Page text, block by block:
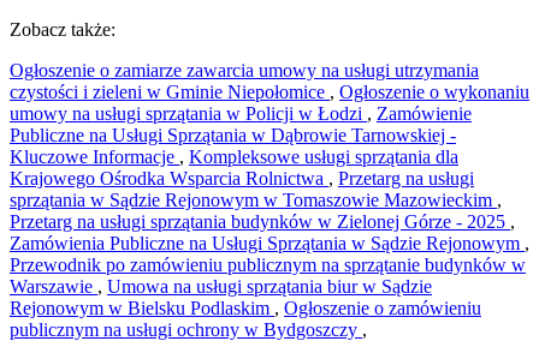
Zobacz także:
Ogłoszenie o zamiarze zawarcia umowy na usługi utrzymania
czystości i zieleni w Gminie Niepołomice , Ogłoszenie o wykonaniu
umowy na usługi sprzątania w Policji w Łodzi , Zamówienie
Publiczne na Usługi Sprzątania w Dąbrowie Tarnowskiej -
Kluczowe Informacje , Kompleksowe usługi sprzątania dla
Krajowego Ośrodka Wsparcia Rolnictwa , Przetarg na usługi
sprzątania w Sądzie Rejonowym w Tomaszowie Mazowieckim ,
Przetarg na usługi sprzątania budynków w Zielonej Górze - 2025 ,
Zamówienia Publiczne na Usługi Sprzątania w Sądzie Rejonowym ,
Przewodnik po zamówieniu publicznym na sprzątanie budynków w
Warszawie , Umowa na usługi sprzątania biur w Sądzie
Rejonowym w Bielsku Podlaskim , Ogłoszenie o zamówieniu
publicznym na usługi ochrony w Bydgoszczy ,